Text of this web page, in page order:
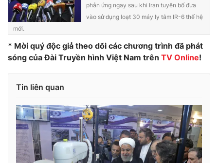
Thị trường
Tư vấn
Lịch phát sóng
Chuyên mục khác
Emagazine Podcast
Photo
Video Shorts video
VTV Money VTV Thể thao
phản ứng ngay sau khi Iran tuyên bố đưa
vào sử dụng loạt 30 máy ly tâm IR-6 thế hệ
mới.
* Mời quý độc giả theo dõi các chương trình đã phát
sóng của Đài Truyền hình Việt Nam trên TV Online!
Tin liên quan